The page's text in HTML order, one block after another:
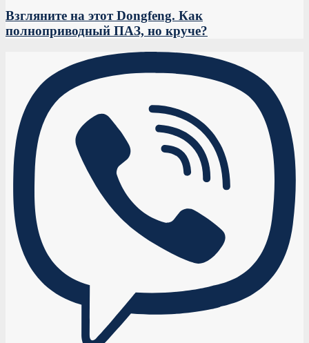
Взгляните на этот Dongfeng. Как
полноприводный ПАЗ, но круче?